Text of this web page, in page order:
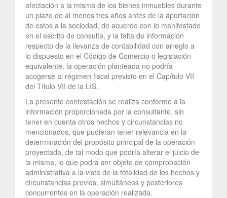
afectación a la misma de los bienes inmuebles durante
un plazo de al menos tres años antes de la aportación
de estos a la sociedad, de acuerdo con lo manifestado
en el escrito de consulta, y la falta de información
respecto de la llevanza de contabilidad con arreglo a
lo dispuesto en el Código de Comercio o legislación
equivalente, la operación planteada no podría
acogerse al régimen fiscal previsto en el Capítulo VII
del Título VII de la LIS.
La presente contestación se realiza conforme a la
información proporcionada por la consultante, sin
tener en cuenta otros hechos y circunstancias no
mencionados, que pudieran tener relevancia en la
determinación del propósito principal de la operación
proyectada, de tal modo que podría alterar el juicio de
la misma, lo que podrá ser objeto de comprobación
administrativa a la vista de la totalidad de los hechos y
circunstancias previos, simultáneos y posteriores
concurrentes en la operación realizada.